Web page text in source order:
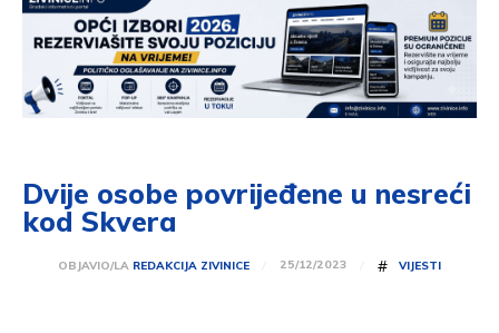
Dvije osobe povrijeđene u nesreći
kod Skvera
OBJAVIO/LA REDAKCIJA ZIVINICE 25/12/2023 # VIJESTI